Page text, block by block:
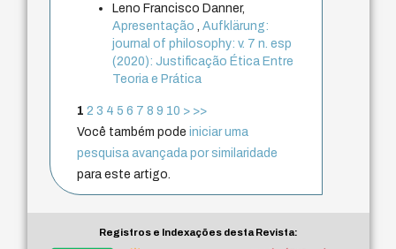
Leno Francisco Danner,
Apresentação
,Aufklärung:
journal of philosophy: v. 7 n. esp
(2020): Justificação Ética Entre
Teoria e Prática
1 2 3 4 5 6 7 8 9 10 > >>
Você também podeiniciar uma
pesquisa avançada por similaridade
para este artigo.
Registros e Indexações desta Revista: